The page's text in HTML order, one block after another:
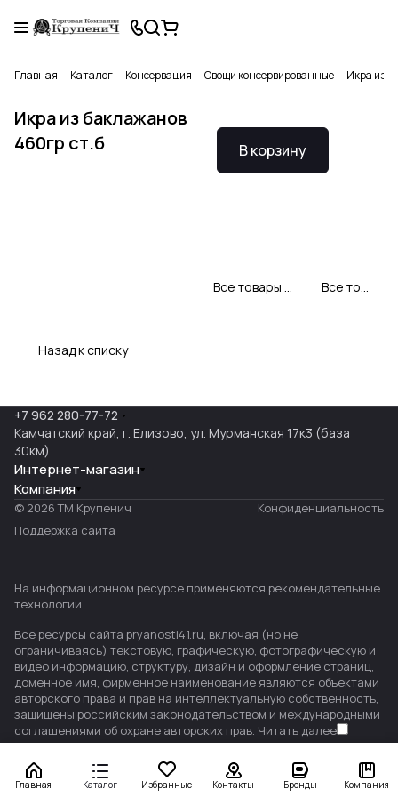
Главная Каталог Консервация Овощи консервированные Икра из
Икра из баклажанов
460гр ст.б
В корзину
Все товары Давыдовский продукт Все товары категории
Назад к списку
Главная Каталог Избранные Контакты Бренды Компания
+7 962 280-77-72
Камчатский край, г. Елизово, ул. Мурманская 17к3 (база
30км)
Интернет-магазин
Компания
© 2026 ТМ Крупенич
Конфиденциальность
Поддержка сайта
На информационном ресурсе применяются рекомендательные
технологии.
Все ресурсы сайта pryanosti41.ru, включая (но не
ограничиваясь) текстовую, графическую, фотографическую и
видео информацию, структуру, дизайн и оформление страниц,
доменное имя, фирменное наименование являются объектами
авторского права и прав на интеллектуальную собственность,
защищены российским законодательством и международными
соглашениями об охране авторских прав. Читать далее